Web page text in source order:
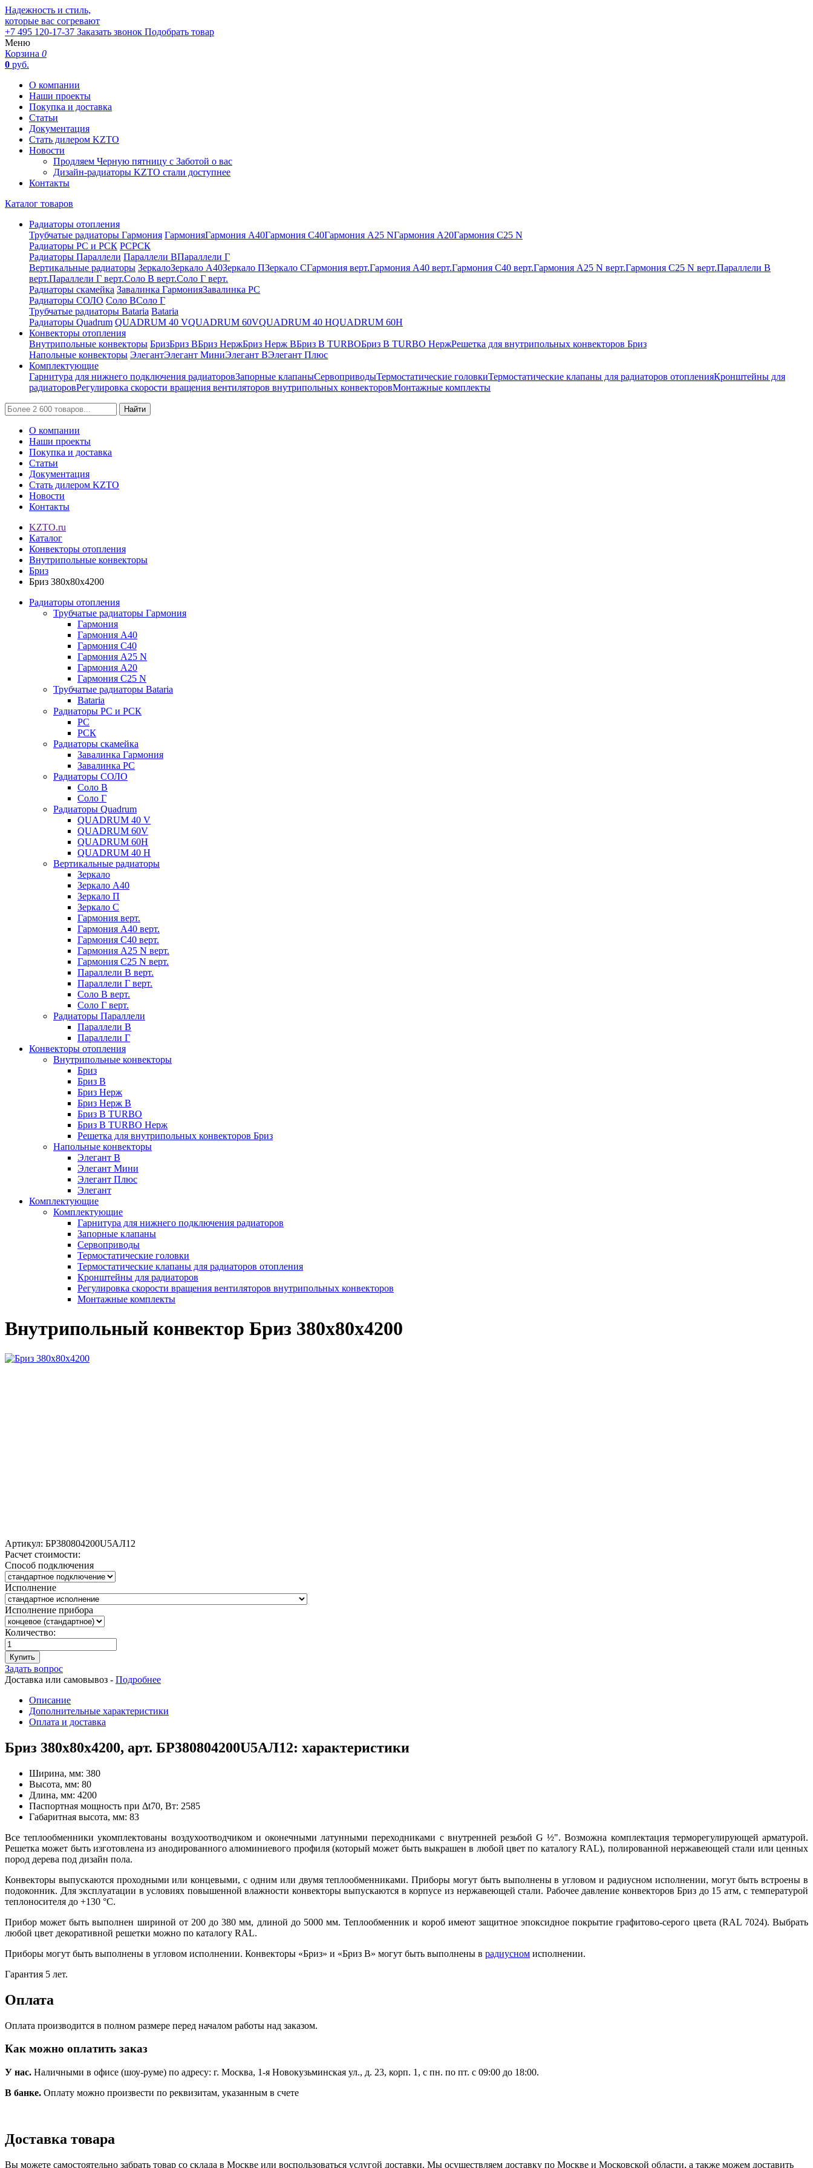
Надежность и стиль,
которые вас согревают
+7 495 120-17-37 Заказать звонок Подобрать товар
Меню
Корзина 0
0 руб.
О компании
Наши проекты
Покупка и доставка
Статьи
Документация
Стать дилером KZTO
Новости
Продляем Черную пятницу с Заботой о вас
Дизайн-радиаторы KZTO стали доступнее
Контакты
Каталог товаров
Радиаторы отопления
Трубчатые радиаторы Гармония ГармонияГармония А40Гармония С40Гармония А25 NГармония А20Гармония С25 N
Радиаторы РС и РСК РСРСК
Радиаторы Параллели Параллели ВПараллели Г
Вертикальные радиаторы ЗеркалоЗеркало А40Зеркало ПЗеркало СГармония верт.Гармония А40 верт.Гармония С40 верт.Гармония А25 N верт.Гармония С25 N верт.Параллели В
верт.Параллели Г верт.Соло В верт.Соло Г верт.
Радиаторы скамейка Завалинка ГармонияЗавалинка РС
Радиаторы СОЛО Соло ВСоло Г
Трубчатые радиаторы Bataria Bataria
Радиаторы Quadrum QUADRUM 40 VQUADRUM 60VQUADRUM 40 HQUADRUM 60H
Конвекторы отопления
Внутрипольные конвекторы БризБриз ВБриз НержБриз Нерж ВБриз В TURBOБриз В TURBO НержРешетка для внутрипольных конвекторов Бриз
Напольные конвекторы ЭлегантЭлегант МиниЭлегант ВЭлегант Плюс
Комплектующие
Гарнитура для нижнего подключения радиаторовЗапорные клапаныСервоприводыТермостатические головкиТермостатические клапаны для радиаторов отопленияКронштейны для
радиаторовРегулировка скорости вращения вентиляторов внутрипольных конвекторовМонтажные комплекты
Найти
О компании
Наши проекты
Покупка и доставка
Статьи
Документация
Стать дилером KZTO
Новости
Контакты
KZTO.ru
Каталог
Конвекторы отопления
Внутрипольные конвекторы
Бриз
Бриз 380х80х4200
Радиаторы отопления
Трубчатые радиаторы Гармония
Гармония
Гармония А40
Гармония С40
Гармония А25 N
Гармония А20
Гармония С25 N
Трубчатые радиаторы Bataria
Bataria
Радиаторы РС и РСК
РС
РСК
Радиаторы скамейка
Завалинка Гармония
Завалинка РС
Радиаторы СОЛО
Соло В
Соло Г
Радиаторы Quadrum
QUADRUM 40 V
QUADRUM 60V
QUADRUM 60H
QUADRUM 40 H
Вертикальные радиаторы
Зеркало
Зеркало А40
Зеркало П
Зеркало С
Гармония верт.
Гармония А40 верт.
Гармония С40 верт.
Гармония А25 N верт.
Гармония С25 N верт.
Параллели В верт.
Параллели Г верт.
Соло В верт.
Соло Г верт.
Радиаторы Параллели
Параллели В
Параллели Г
Конвекторы отопления
Внутрипольные конвекторы
Бриз
Бриз В
Бриз Нерж
Бриз Нерж В
Бриз В TURBO
Бриз В TURBO Нерж
Решетка для внутрипольных конвекторов Бриз
Напольные конвекторы
Элегант В
Элегант Мини
Элегант Плюс
Элегант
Комплектующие
Комплектующие
Гарнитура для нижнего подключения радиаторов
Запорные клапаны
Сервоприводы
Термостатические головки
Термостатические клапаны для радиаторов отопления
Кронштейны для радиаторов
Регулировка скорости вращения вентиляторов внутрипольных конвекторов
Монтажные комплекты
Внутрипольный конвектор Бриз 380х80х4200
Артикул: БР380804200U5АЛ12
Расчет стоимости:
Способ подключения
Исполнение
Исполнение прибора
Количество:
Купить
Задать вопрос
Доставка или самовывоз - Подробнее
Описание
Дополнительные характеристики
Оплата и доставка
Бриз 380х80х4200, арт. БР380804200U5АЛ12: характеристики
Ширина, мм: 380
Высота, мм: 80
Длина, мм: 4200
Паспортная мощность при Δt70, Вт: 2585
Габаритная высота, мм: 83
Все теплообменники укомплектованы воздухоотводчиком и оконечными латунными переходниками с внутренней резьбойG ½". Возможна комплектация терморегулирующей арматурой.
Решетка может быть изготовлена из анодированного алюминиевого профиля (который может быть выкрашен в любой цвет по каталогу RAL), полированной нержавеющей стали или ценных
пород дерева под дизайн пола.
Конвекторы выпускаются проходными или концевыми, с одним или двумя теплообменниками. Приборы могут быть выполнены в угловом и радиусном исполнении, могут быть встроены в
подоконник. Для эксплуатации в условиях повышенной влажности конвекторы выпускаются в корпусе из нержавеющей стали. Рабочее давление конвекторов Бриз до 15 атм, с температурой
теплоносителя до +130 °С.
Прибор может быть выполнен шириной от 200 до 380 мм, длиной до 5000 мм. Теплообменник и короб имеют защитное эпоксидное покрытие графитово-серого цвета (RAL 7024). Выбрать
любой цвет декоративной решетки можно по каталогу RAL.
Приборы могут быть выполнены в угловом исполнении. Конвекторы «Бриз» и «Бриз В» могут быть выполнены в радиусном исполнении.
Гарантия 5 лет.
Оплата
Оплата производится в полном размере перед началом работы над заказом.
Как можно оплатить заказ
У нас. Наличными в офисе (шоу-руме) по адресу: г. Москва, 1-я Новокузьминская ул., д. 23, корп. 1, с пн. по пт. с 09:00 до 18:00.
В банке. Оплату можно произвести по реквизитам, указанным в счете
Доставка товара
Вы можете самостоятельно забрать товар со склада в Москве или воспользоваться услугой доставки. Мы осуществляем доставку по Москве и Московской области, а также можем доставить